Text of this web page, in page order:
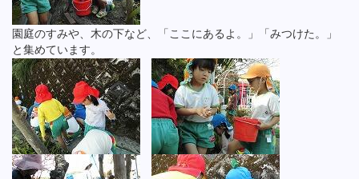
園庭のすみや、木の下など、「ここにあるよ。」「みつけた。」
と集めています。